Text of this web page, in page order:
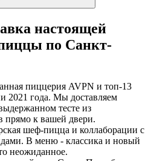
настоящей
по Санкт-
пиццерия AVPN и топ-13
2021 года. Мы доставляем
тесте из
прямо к вашей двери.
шеф-пицца и коллаборации с
В меню - классика и новый
неожиданное.